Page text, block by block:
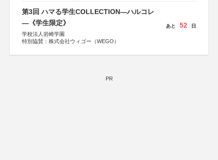
第3回 ハマる学生COLLECTION―ハルコレ
―《学生限定》
学校法人岩崎学園
特別協賛：株式会社ウィゴー（WEGO）
あと 52 日
PR